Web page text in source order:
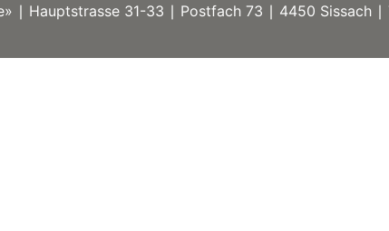
∣ Hauptstrasse 31-33 ∣ Postfach 73 ∣ 4450 Sissach ∣